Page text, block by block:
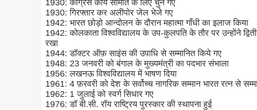
1930: कांग्रेस कार्य समिति के लिए चुने गए
1930: गिरफ्तार कर अलीपोर जेल भेजे गए
1942: भारत छोड़ो आन्दोलन के दौरान महात्मा गाँधी का इलाज किया
1942: कोलकाता विश्वविद्यालय के उप-कुलपति के तौर पर उन्होंने
रखा
1944: डॉक्टर ऑफ़ साइंस की उपाधि से सम्मानित किये गए
1948: 23 जनवरी को बंगाल के मुख्यमंत्री का पदभार संभाला
1956: लखनऊ विश्वविद्यालय में भाषण दिया
1961: 4 फ़रवरी को देश के सर्वोच्च नागरिक सम्मान भारत रत्न से
1962: 1 जुलाई को स्वर्ग सिधार गए
1976: डॉ बी.सी. रॉय राष्ट्रिय पुरस्कार की स्थापना हुई